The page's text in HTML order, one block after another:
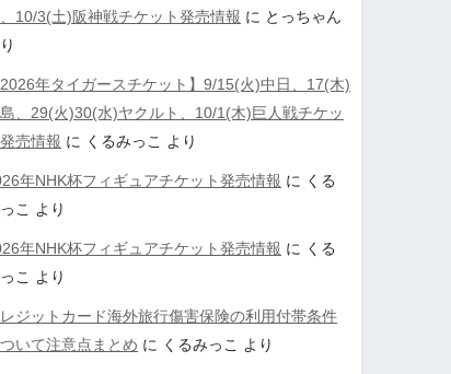
10/3(土)阪神戦チケット発売情報 に とっちゃん
2026年タイガースチケット】9/15(火)中日、17(木)
、29(火)30(水)ヤクルト、10/1(木)巨人戦チケッ
発売情報 に くるみっこ より
年NHK杯フィギュアチケット発売情報 に くる
こ より
年NHK杯フィギュアチケット発売情報 に くる
こ より
ジットカード海外旅行傷害保険の利用付帯条件
いて注意点まとめ に くるみっこ より